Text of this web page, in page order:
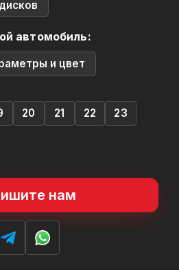
автомобиль:
и цвет
20 21 22
23
нам